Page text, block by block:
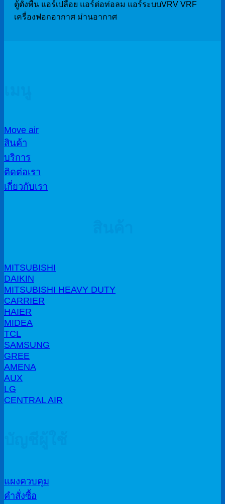
ตู้ตั้งพื้น แอร์เปลือย แอร์ต่อท่อลม แอร์ระบบVRV VRF
เครื่องฟอกอากาศ ม่านอากาศ
Move air
สินค้า
บริการ
ติดต่อเรา
เกี่ยวกับเรา
MITSUBISHI
DAIKIN
MITSUBISHI HEAVY DUTY
CARRIER
HAIER
MIDEA
TCL
SAMSUNG
GREE
AMENA
AUX
LG
CENTRAL AIR
แผงควบคุม
คำสั่งซื้อ